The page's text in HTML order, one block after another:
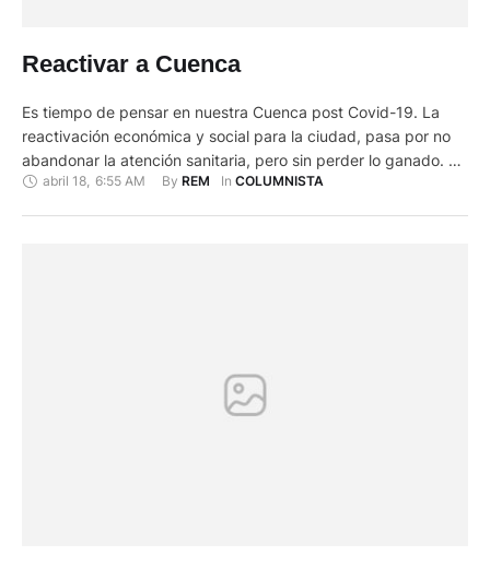
Reactivar a Cuenca
Es tiempo de pensar en nuestra Cuenca post Covid-19. La
reactivación económica y social para la ciudad, pasa por no
abandonar la atención sanitaria, pero sin perder lo ganado. Es
urgente diseñar el plan de reactivación económica para
abril 18 6:55 AM By REM In COLUMNISTA